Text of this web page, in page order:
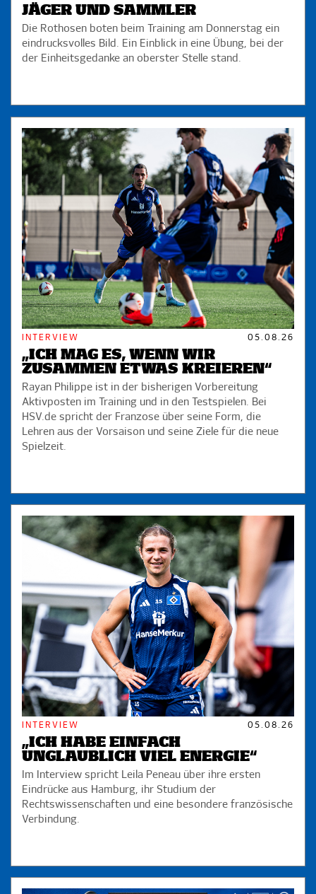
JÄGER UND SAMMLER
Die Rothosen boten beim Training am Donnerstag ein
eindrucksvolles Bild. Ein Einblick in eine Übung, bei der
der Einheitsgedanke an oberster Stelle stand.
INTERVIEW 05.08.26
„ICH MAG ES, WENN WIR
ZUSAMMEN ETWAS KREIEREN“
Rayan Philippe ist in der bisherigen Vorbereitung
Aktivposten im Training und in den Testspielen. Bei
HSV.de spricht der Franzose über seine Form, die
Lehren aus der Vorsaison und seine Ziele für die neue
Spielzeit.
INTERVIEW 05.08.26
„ICH HABE EINFACH
UNGLAUBLICH VIEL ENERGIE“
Im Interview spricht Leila Peneau über ihre ersten
Eindrücke aus Hamburg, ihr Studium der
Rechtswissenschaften und eine besondere französische
Verbindung.